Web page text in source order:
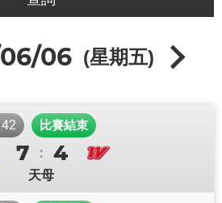
06 (星期五)
比賽結束
7 : 4
天母